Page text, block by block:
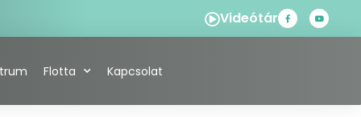
Videótár
Flotta Kapcsolat